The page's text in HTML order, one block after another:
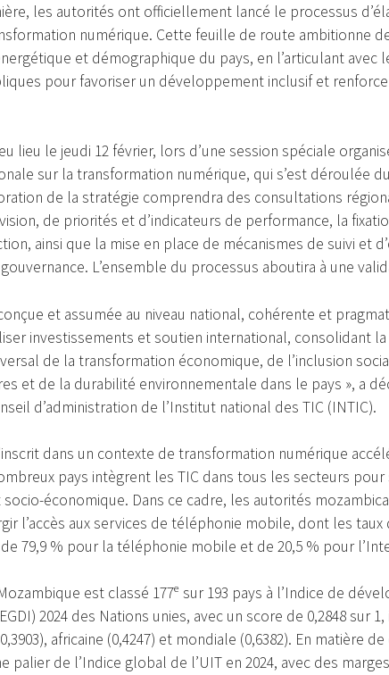
les autorités ont officiellement lancé le processus
numérique. Cette feuille de route ambitionne
et démographique du pays, en l’articulant avec
pour favoriser un développement inclusif et
lieu le jeudi 12 février, lors d’une session spéciale
sur la transformation numérique, qui s’est déroulée
de la stratégie comprendra des consultations
de priorités et d’indicateurs de performance, la
ainsi que la mise en place de mécanismes de suivi et
L’ensemble du processus aboutira à une
et assumée au niveau national, cohérente et
investissements et soutien international, consolidant
de la transformation économique, de l’inclusion
et de la durabilité environnementale dans le pays », a
d’administration de l’Institut national des TIC (INTIC).
dans un contexte de transformation numérique
pays intègrent les TIC dans tous les secteurs
économique. Dans ce cadre, les autorités
l’accès aux services de téléphonie mobile, dont les
79,9 % pour la téléphonie mobile et de 20,5 % pour
est classé 177ᵉ sur 193 pays à l’Indice de
2024 des Nations unies, avec un score de 0,2848 sur
africaine (0,4247) et mondiale (0,6382). En matière
palier de l’Indice global de l’UIT en 2024, avec des